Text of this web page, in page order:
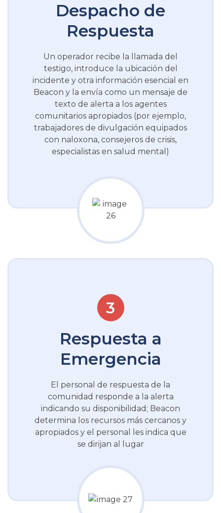
Despacho de
Respuesta
Un operador recibe la llamada del
testigo, introduce la ubicación del
incidente y otra información esencial en
Beacon y la envía como un mensaje de
texto de alerta a los agentes
comunitarios apropiados (por ejemplo,
trabajadores de divulgación equipados
con naloxona, consejeros de crisis,
especialistas en salud mental)
Respuesta a
Emergencia
El personal de respuesta de la
comunidad responde a la alerta
indicando su disponibilidad; Beacon
determina los recursos más cercanos y
apropiados y el personal les indica que
se dirijan al lugar